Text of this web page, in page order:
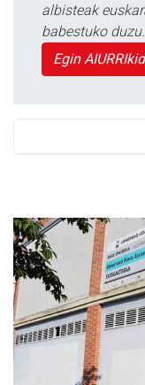
albisteak
babestuko duzu.
Egin